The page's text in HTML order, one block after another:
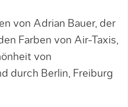
von Adrian Bauer, der
Farben von Air-Taxis,
von
durch Berlin, Freiburg